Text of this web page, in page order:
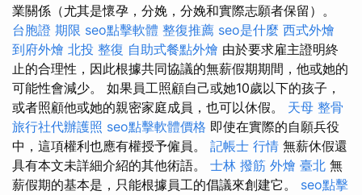
業關係（尤其是懷孕，分娩，分娩和實際志願者保留）。
台胞證 期限 seo點擊軟體 整復推薦 seo是什麼 西式外燴
到府外燴 北投 整復 自助式餐點外燴 由於要求雇主證明終
止的合理性，因此根據共同協議的無薪假期期間，他或她的
可能性會減少。 如果員工照顧自己或她10歲以下的孩子，
或者照顧他或她的親密家庭成員，也可以休假。 天母 整骨
旅行社代辦護照 seo點擊軟體價格 即使在實際的自願兵役
中，這項權利也應有權授予僱員。 記帳士 行情 無薪休假還
具有本文未詳細介紹的其他術語。 士林 撥筋 外燴 臺北 無
薪假期的基本是，只能根據員工的倡議來創建它。 seo點擊